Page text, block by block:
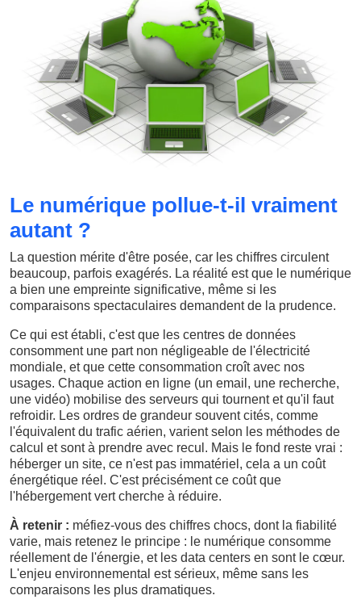
Le numérique pollue-t-il vraiment
autant ?
La question mérite d'être posée, car les chiffres circulent
beaucoup, parfois exagérés. La réalité est que le numérique
a bien une empreinte significative, même si les
comparaisons spectaculaires demandent de la prudence.
Ce qui est établi, c'est que les centres de données
consomment une part non négligeable de l'électricité
mondiale, et que cette consommation croît avec nos
usages. Chaque action en ligne (un email, une recherche,
une vidéo) mobilise des serveurs qui tournent et qu'il faut
refroidir. Les ordres de grandeur souvent cités, comme
l'équivalent du trafic aérien, varient selon les méthodes de
calcul et sont à prendre avec recul. Mais le fond reste vrai :
héberger un site, ce n'est pas immatériel, cela a un coût
énergétique réel. C'est précisément ce coût que
l'hébergement vert cherche à réduire.
À retenir : méfiez-vous des chiffres chocs, dont la fiabilité
varie, mais retenez le principe : le numérique consomme
réellement de l'énergie, et les data centers en sont le cœur.
L'enjeu environnemental est sérieux, même sans les
comparaisons les plus dramatiques.